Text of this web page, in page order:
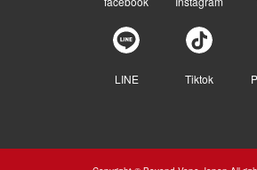
LINE Tiktok